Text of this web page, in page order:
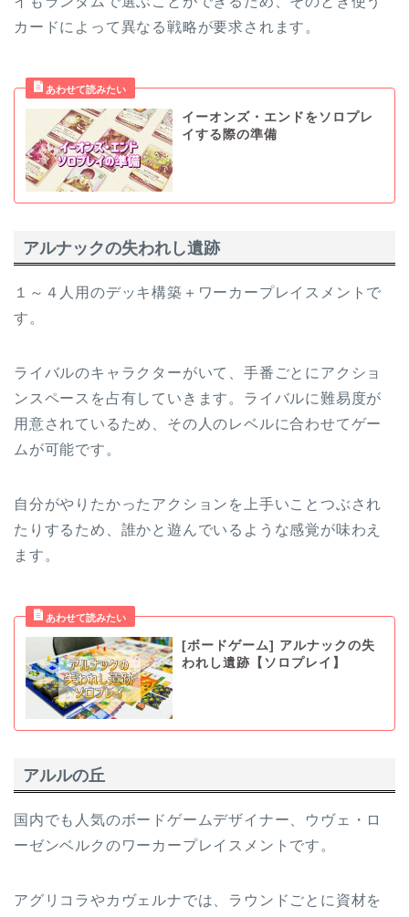
カードによって異なる戦略が要求されます。
イーオンズ・エンドをソロプレ
イする際の準備
アルナックの失われし遺跡
１～４人用のデッキ構築＋ワーカープレイスメントで
す。
ライバルのキャラクターがいて、手番ごとにアクショ
ンスペースを占有していきます。ライバルに難易度が
用意されているため、その人のレベルに合わせてゲー
ムが可能です。
自分がやりたかったアクションを上手いことつぶされ
たりするため、誰かと遊んでいるような感覚が味わえ
ます。
[ボードゲーム] アルナックの失
われし遺跡【ソロプレイ】
アルルの丘
国内でも人気のボードゲームデザイナー、ウヴェ・ロ
ーゼンベルクのワーカープレイスメントです。
アグリコラやカヴェルナでは、ラウンドごとに資材を